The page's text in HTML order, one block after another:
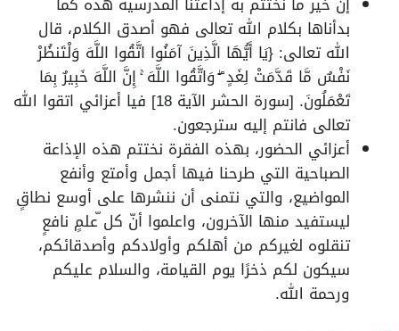
بدأناها بكلام الله تعالى فهو أصدق الكلام، قال
الله تعالى: {يَا أَيُّهَا الَّذِينَ آمَنُوا اتَّقُوا اللَّهَ وَلْتَنظُرْ
نَفْسٌ مَّا قَدَّمَتْ لِغَدٍ ۖ وَاتَّقُوا اللَّهَ ۚ إِنَّ اللَّهَ خَبِيرٌ بِمَا
تَعْمَلُونَ. [سورة الحشر الآية 18] فيا أعزائي اتقوا الله
تعالى فانتم إليه سترجعون.
أعزائي الحضور، بهذه الفقرة نختتم هذه الإذاعة
الصباحية التي طرحنا فيها أجمل وأمتع وأنفع
المواضيع، والتي نتمنى أن ننشرها على أوسع نطاقٍ
ليستفيد منها الآخرون، واعلموا أنّ كل ّعلمٍ نافعٍ
تنقلوه لغيركم من أهلكم وأولادكم وأصدقائكم،
سيكون لكم ذخرًا يوم القيامة، والسلام عليكم
ورحمة الله.